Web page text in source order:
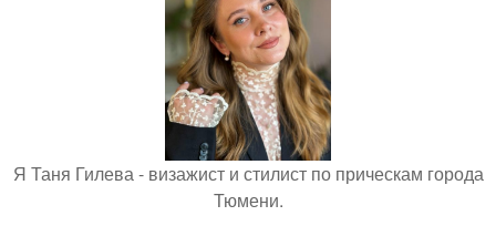
Я Таня Гилева - визажист и стилист по прическам города
Тюмени.